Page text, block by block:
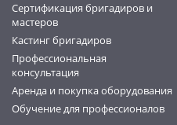
Сертификация бригадиров и
мастеров
Кастинг бригадиров
Профессиональная
консультация
Аренда и покупка оборудования
Обучение для профессионалов